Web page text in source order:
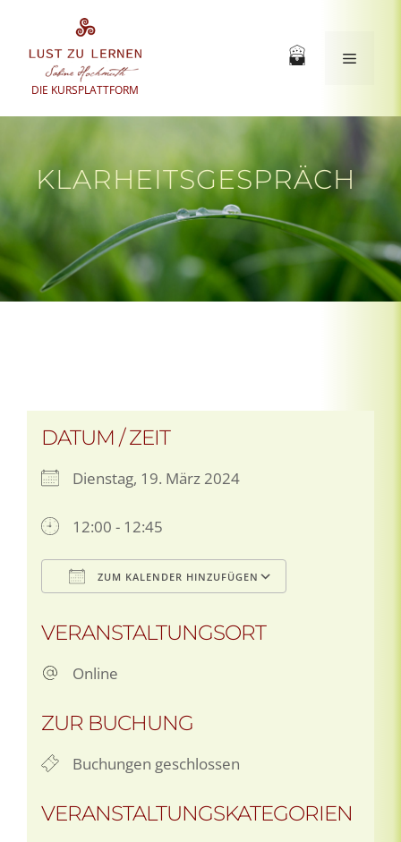
springen
DIE KURSPLATTFORM
Menü
KLARHEITSGESPRÄCH
DATUM / ZEIT
Dienstag, 19. März 2024
12:00 - 12:45
ZUM KALENDER HINZUFÜGEN
VERANSTALTUNGSORT
Online
ZUR BUCHUNG
Buchungen geschlossen
VERANSTALTUNGSKATEGORIEN